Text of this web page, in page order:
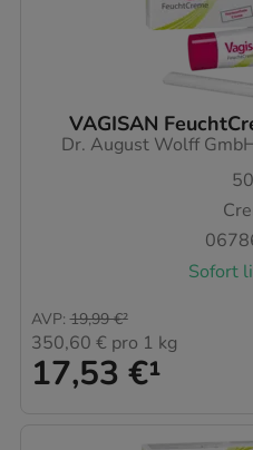
VAGISAN
Dr. August Wolff
50
Sofort
17,53 €¹
AVP: 19,99 €²
350,60 € pro 1 kg